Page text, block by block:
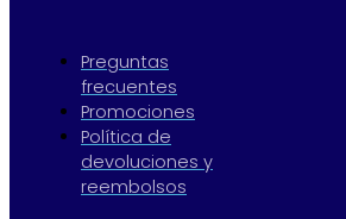
Preguntas
frecuentes
Promociones
Política de
devoluciones y
reembolsos